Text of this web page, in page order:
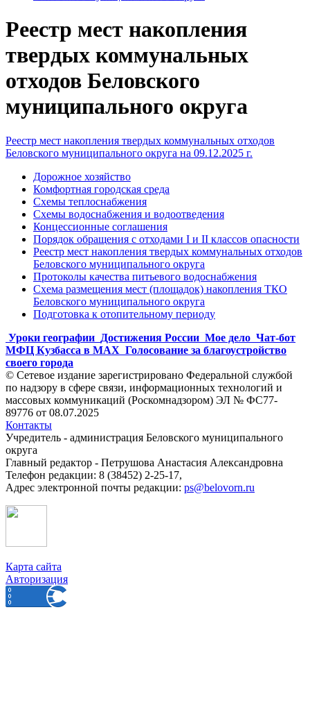
Реестр мест накопления
твердых коммунальных
отходов Беловского
муниципального округа
Реестр мест накопления твердых коммунальных отходов
Беловского муниципального округа на 09.12.2025 г.
Дорожное хозяйство
Комфортная городская среда
Схемы теплоснабжения
Схемы водоснабжения и водоотведения
Концессионные соглашения
Порядок обращения с отходами I и II классов опасности
Реестр мест накопления твердых коммунальных отходов
Беловского муниципального округа
Протоколы качества питьевого водоснабжения
Схема размещения мест (площадок) накопления ТКО
Беловского муниципального округа
Подготовка к отопительному периоду
Уроки географии Достижения России Мое дело Чат-бот
МФЦ Кузбасса в MAX Голосование за благоустройство
своего города
© Сетевое издание зарегистрировано Федеральной службой
по надзору в сфере связи, информационных технологий и
массовых коммуникаций (Роскомнадзором) ЭЛ № ФС77-
89776 от 08.07.2025
Контакты
Учредитель - администрация Беловского муниципального
округа
Главный редактор - Петрушова Анастасия Александровна
Телефон редакции: 8 (38452) 2-25-17,
Адрес электронной почты редакции: ps@belovorn.ru
Карта сайта
Авторизация